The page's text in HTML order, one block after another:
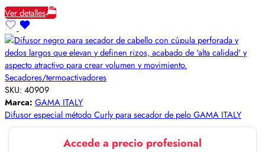
Ver detalles
Secadores/termoactivadores
SKU: 40909
Marca: GAMA ITALY
Difusor especial método Curly para secador de pelo GAMA ITALY
Accede a precio profesional